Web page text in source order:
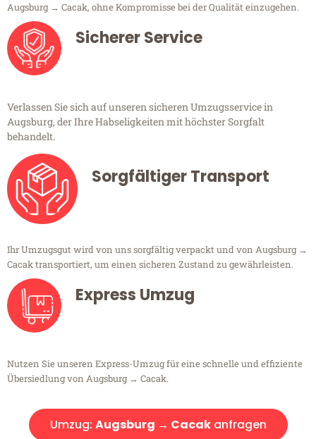
Augsburg → Cacak, ohne Kompromisse bei der Qualität einzugehen.
Sicherer Service
Verlassen Sie sich auf unseren sicheren Umzugsservice in
Augsburg, der Ihre Habseligkeiten mit höchster Sorgfalt
behandelt.
Sorgfältiger Transport
Ihr Umzugsgut wird von uns sorgfältig verpackt und von Augsburg →
Cacak transportiert, um einen sicheren Zustand zu gewährleisten.
Express Umzug
Nutzen Sie unseren Express-Umzug für eine schnelle und effiziente
Übersiedlung von Augsburg → Cacak.
Umzug: Augsburg → Cacakanfragen